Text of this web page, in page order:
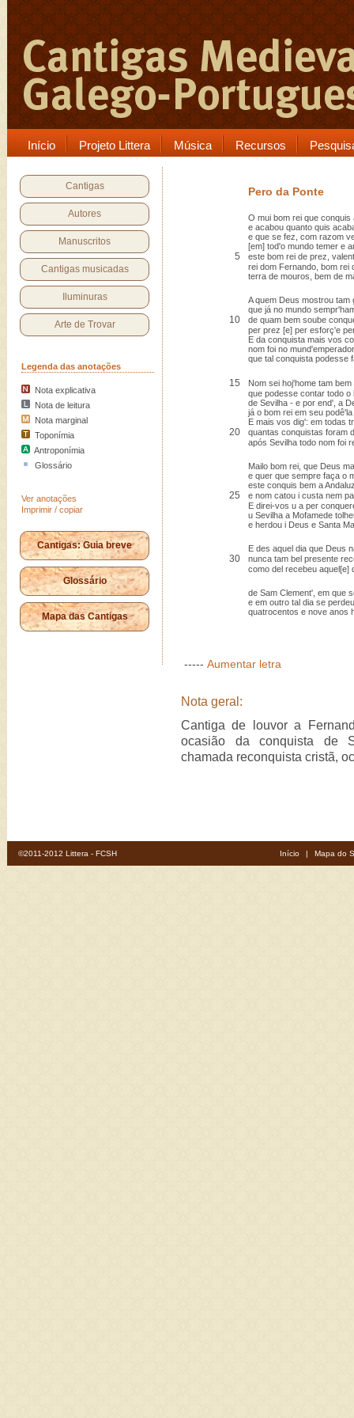
Início Projeto Littera Música Recursos
Cantigas
Autores
Manuscritos
Cantigas musicadas
Iluminuras
Arte de Trovar
Legenda das anotações
Nota explicativa
Nota de leitura
Nota marginal
Toponímia
Antroponímia
Glossário
Ver anotações
Imprimir / copiar
Cantigas: Guia breve
Glossário
Mapa das Cantigas
Pero da Ponte
O mui bom rei que conquis
e acabou quanto quis
e que se fez, com razom
[em] tod'o mundo temer e
5
este bom rei de prez,
rei dom Fernando, bom rei
terra de mouros, bem de
A quem Deus mostrou tam
que já no mundo
10
de quam bem soube
per prez [e] per esforç'e
E da conquista mais vos
nom foi no
que tal conquista podesse
15
Nom sei hoj'home tam
que podesse contar todo o
de Sevilha - e por end', a
já o bom rei em seu
E mais vos dig': em todas
20
quantas conquistas foram
após Sevilha todo nom foi
Mailo bom rei, que Deus
e quer que sempre faça o
este conquis bem a
25
e nom catou i custa nem
E direi-vos u a per
u Sevilha a Mofamede
e herdou i Deus e Santa
E des aquel dia que Deus
30
nunca tam bel presente
como del recebeu aquel[e]
de Sam Clement', em que
e em outro tal dia se
quatrocentos e nove anos
----- Aumentar letra
Nota geral:
Cantiga de louvor a
ocasião da conquista de
chamada reconquista cristã,
©2011-2012 Littera - FCSH Início | Mapa do